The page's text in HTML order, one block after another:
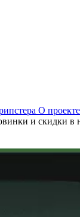
О проекте
и скидки в